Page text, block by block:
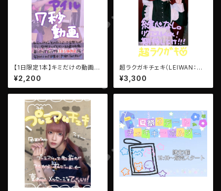
【1日限定1本】キミだけの動画
（7秒）【AIBECK・となりのアイ
ル 】
¥2,200
超ラクガキチェキ（LEIWAN：金
城ルイ）
¥3,300